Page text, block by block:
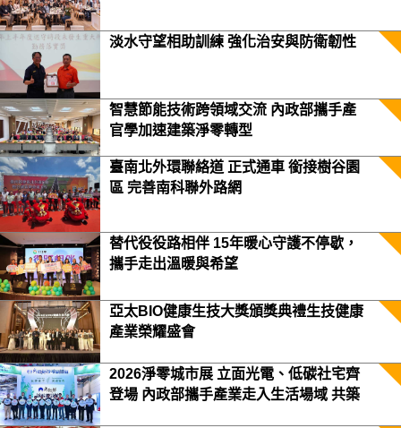
淡水守望相助訓練 強化治安與防衛韌性
智慧節能技術跨領域交流 內政部攜手產
官學加速建築淨零轉型
臺南北外環聯絡道 正式通車 銜接樹谷園
區 完善南科聯外路網
替代役役路相伴 15年暖心守護不停歇，
攜手走出溫暖與希望
亞太BIO健康生技大獎頒獎典禮生技健康
產業榮耀盛會
2026淨零城市展 立面光電、低碳社宅齊
登場 內政部攜手產業走入生活場域 共築